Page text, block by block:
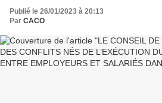
SALARIÉS DANS LE
Publié le 26/01/2023 à 20:13
Par CACO